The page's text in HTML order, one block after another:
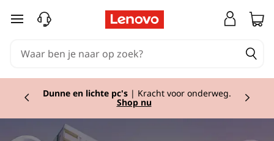
o
Ga naar de hoofdinhoud
Dunne en lichte pc's | Kracht voor onderweg.
Shop nu